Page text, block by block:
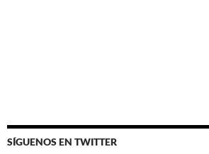
SÍGUENOS EN TWITTER